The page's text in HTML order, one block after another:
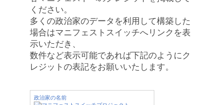
ください。
多くの政治家のデータを利用して構築した
場合はマニフェストスイッチへリンクを表
示いただき、
数件など表示可能であれば下記のようにク
レジットの表記をお願いいたします。
政治家の名前